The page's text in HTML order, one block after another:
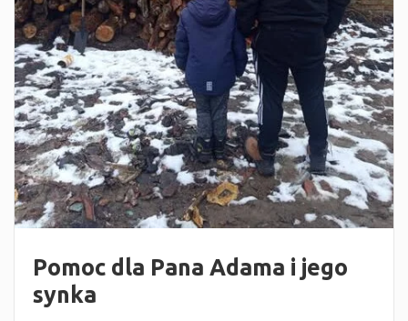
Pomoc dla Pana Adama i jego
synka